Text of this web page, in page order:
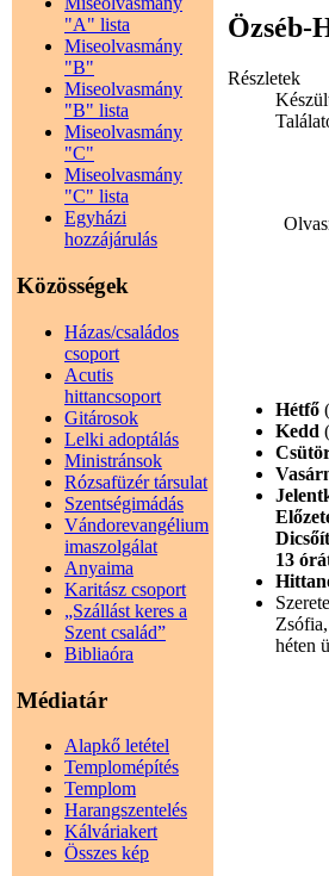
"A" lista
Miseolvasmány
"B"
Miseolvasmány
"B" lista
Miseolvasmány
"C"
Miseolvasmány
"C" lista
Egyházi
hozzájárulás
Közösségek
Házas/családos
csoport
Acutis
hittancsoport
Gitárosok
Lelki adoptálás
Ministránsok
Rózsafüzér társulat
Szentségimádás
Vándorevangélium
imaszolgálat
Anyaima
Karitász csoport
„Szállást keres a
Szent család”
Bibliaóra
Médiatár
Alapkő letétel
Templomépítés
Templom
Harangszentelés
Kálváriakert
Összes kép
Özséb-
Részletek
Hétfő
Kedd
13
héten